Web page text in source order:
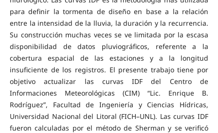
para definir la tormenta de diseño en base a la relación
entre la intensidad de la lluvia, la duración y la recurrencia.
Su construcción muchas veces se ve limitada por la escasa
disponibilidad de datos pluviográficos, referente a la
cobertura espacial de las estaciones y a la longitud
insuficiente de los registros. El presente trabajo tiene por
objetivo actualizar las curvas IDF del Centro de
Informaciones Meteorológicas (CIM) “Lic. Enrique B.
Rodríguez”, Facultad de Ingeniería y Ciencias Hídricas,
Universidad Nacional del Litoral (FICH–UNL). Las curvas IDF
fueron calculadas por el método de Sherman y se verificó